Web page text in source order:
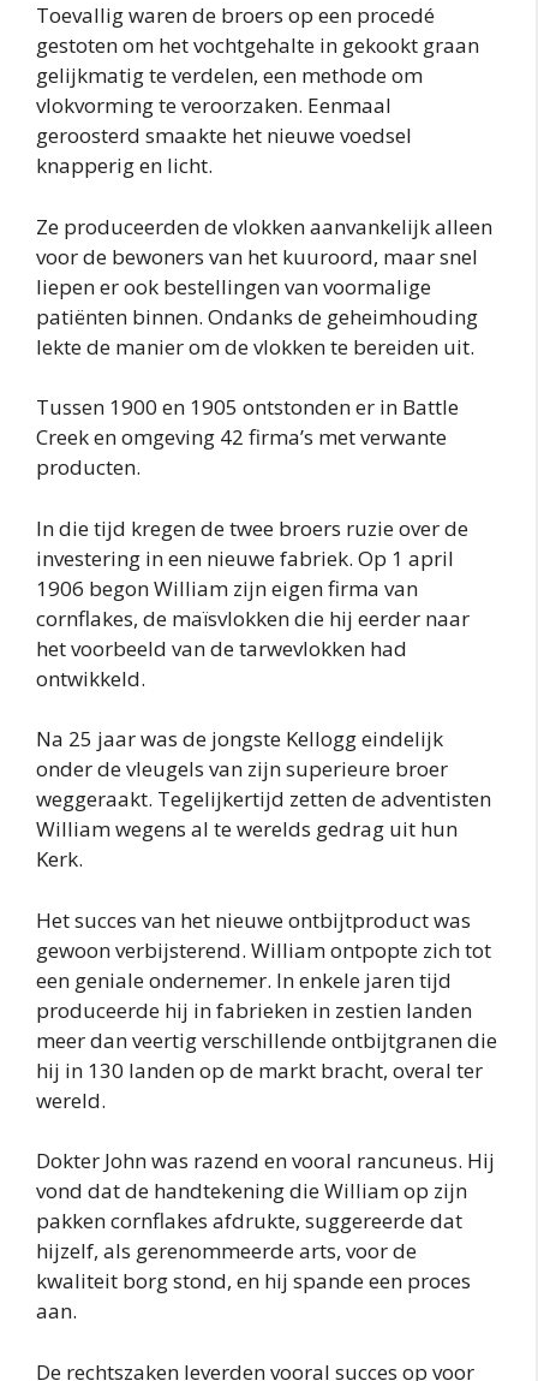
Toevallig waren de broers op een procedé
gestoten om het vochtgehalte in gekookt graan
gelijkmatig te verdelen, een methode om
vlokvorming te veroorzaken. Eenmaal
geroosterd smaakte het nieuwe voedsel
knapperig en licht.
Ze produceerden de vlokken aanvankelijk alleen
voor de bewoners van het kuuroord, maar snel
liepen er ook bestellingen van voormalige
patiënten binnen. Ondanks de geheimhouding
lekte de manier om de vlokken te bereiden uit.
Tussen 1900 en 1905 ontstonden er in Battle
Creek en omgeving 42 firma’s met verwante
producten.
In die tijd kregen de twee broers ruzie over de
investering in een nieuwe fabriek. Op 1 april
1906 begon William zijn eigen firma van
cornflakes, de maïsvlokken die hij eerder naar
het voorbeeld van de tarwevlokken had
ontwikkeld.
Na 25 jaar was de jongste Kellogg eindelijk
onder de vleugels van zijn superieure broer
weggeraakt. Tegelijkertijd zetten de adventisten
William wegens al te werelds gedrag uit hun
Kerk.
Het succes van het nieuwe ontbijtproduct was
gewoon verbijsterend. William ontpopte zich tot
een geniale ondernemer. In enkele jaren tijd
produceerde hij in fabrieken in zestien landen
meer dan veertig verschillende ontbijtgranen die
hij in 130 landen op de markt bracht, overal ter
wereld.
Dokter John was razend en vooral rancuneus. Hij
vond dat de handtekening die William op zijn
pakken cornflakes afdrukte, suggereerde dat
hijzelf, als gerenommeerde arts, voor de
kwaliteit borg stond, en hij spande een proces
aan.
De rechtszaken leverden vooral succes op voor